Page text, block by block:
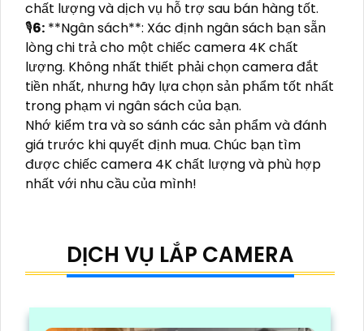
chất lượng và dịch vụ hỗ trợ sau bán hàng tốt.
🎙6: **Ngân sách**: Xác định ngân sách bạn sẵn
lòng chi trả cho một chiếc camera 4K chất
lượng. Không nhất thiết phải chọn camera đắt
tiền nhất, nhưng hãy lựa chọn sản phẩm tốt nhất
trong phạm vi ngân sách của bạn.
Nhớ kiểm tra và so sánh các sản phẩm và đánh
giá trước khi quyết định mua. Chúc bạn tìm
được chiếc camera 4K chất lượng và phù hợp
nhất với nhu cầu của mình!
DỊCH VỤ LẮP CAMERA